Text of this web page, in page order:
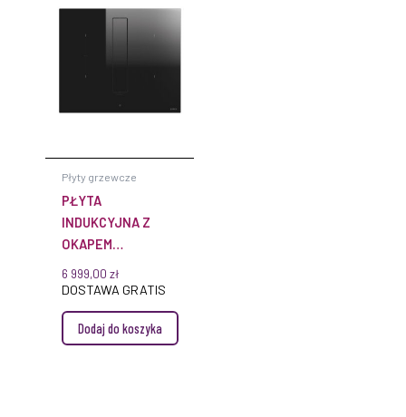
Płyty grzewcze
PŁYTA
INDUKCYJNA Z
OKAPEM
PRF0167053
NIKOLATESLA FIT
60CM CZARNY
6 999,00 zł
DOSTAWA GRATIS
Dodaj do koszyka